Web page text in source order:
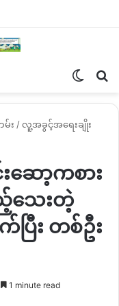
း /လူ့အခွင့်အရေးချိုး
းဆော့ကစား
သေးတဲ့
ြီး တစ်ဦး
1 minute read